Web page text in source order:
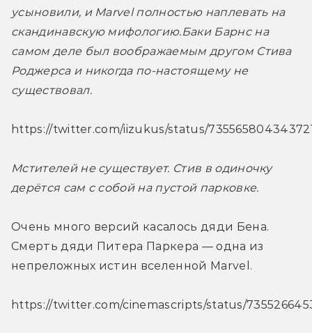
усыновили, и Marvel полностью наплевать на
скандинавскую мифологию.Баки Барнс на
самом деле был воображаемым другом Стива
Роджерса и никогда по-настоящему не
существовал.
https://twitter.com/iizukus/status/
Мстителей не существует. Стив в одиночку
дерётся сам с собой на пустой парковке.
Очень много версий касалось дяди Бена.
Смерть дяди Питера Паркера — одна из
непреложных истин вселенной Marvel.
https://twitter.com/cinemascripts/status/